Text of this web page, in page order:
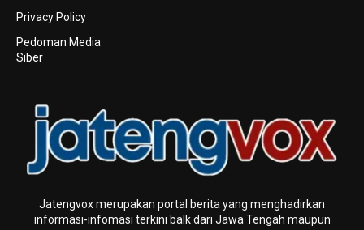
Privacy Policy
Pedoman Media
Siber
Jatengvox merupakan portal berita yang menghadirkan
informasi-infomasi terkini baIk dari Jawa Tengah maupun